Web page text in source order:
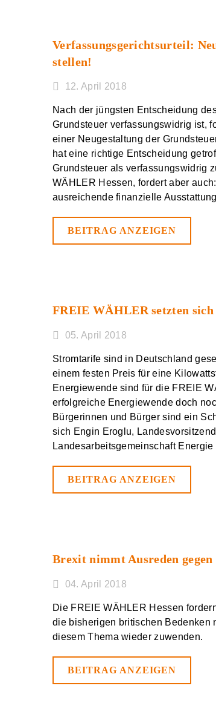
Verfassungsgerichtsurteil:
stellen!
12. April 2018
Nach der jüngsten Entscheidung
Grundsteuer verfassungswidrig ist,
einer Neugestaltung der
hat eine richtige Entscheidung
Grundsteuer als verfassungswidrig
WÄHLER Hessen, fordert aber
ausreichende finanzielle
BEITRAG ANZEIGEN
FREIE WÄHLER setzten
05. April 2018
Stromtarife sind in Deutschland
einem festen Preis für eine
Energiewende sind für die FREIE
erfolgreiche Energiewende doch
Bürgerinnen und Bürger sind ein
sich Engin Eroglu,
Landesarbeitsgemeinschaft
BEITRAG ANZEIGEN
Brexit nimmt Ausreden
04. April 2018
Die FREIE WÄHLER Hessen
die bisherigen britischen Bedenken
diesem Thema wieder zuwenden.
BEITRAG ANZEIGEN